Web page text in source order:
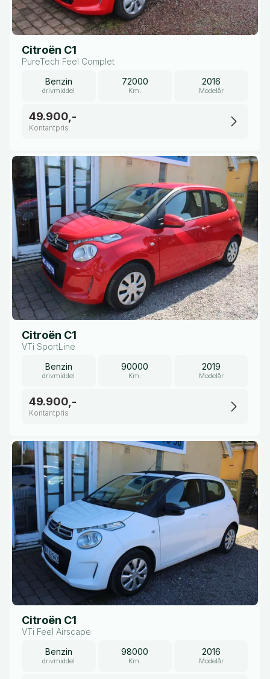
Citroën C1
PureTech Feel Complet
Benzin
drivmiddel
72000
Km.
2016
Modelår
49.900,-
Kontantpris
Citroën C1
VTi SportLine
Benzin
drivmiddel
90000
Km.
2019
Modelår
49.900,-
Kontantpris
Citroën C1
VTi Feel Airscape
Benzin
drivmiddel
98000
Km.
2016
Modelår